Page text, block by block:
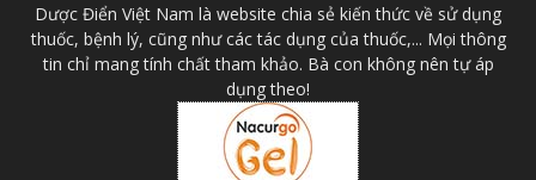
Dược Điển Việt Nam là website chia sẻ kiến thức về sử dụng
thuốc, bệnh lý, cũng như các tác dụng của thuốc,... Mọi thông
tin chỉ mang tính chất tham khảo. Bà con không nên tự áp
dụng theo!